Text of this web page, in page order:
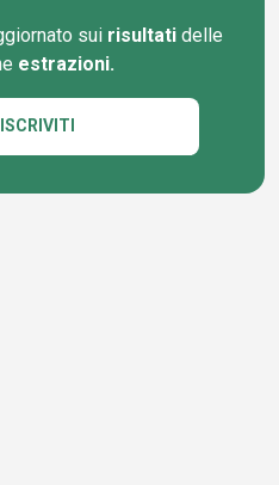
sui risultatidelle
estrazioni.
ISCRIVITI